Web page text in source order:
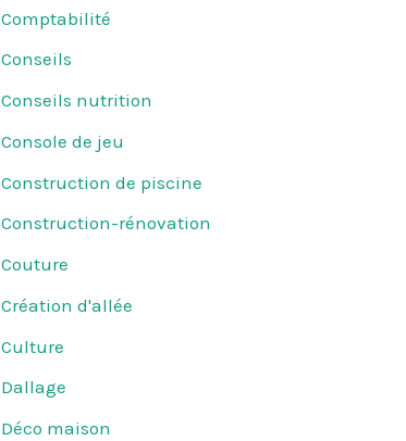
Comptabilité
Conseils
Conseils nutrition
Console de jeu
Construction de piscine
Construction-rénovation
Couture
Création d'allée
Culture
Dallage
Déco maison